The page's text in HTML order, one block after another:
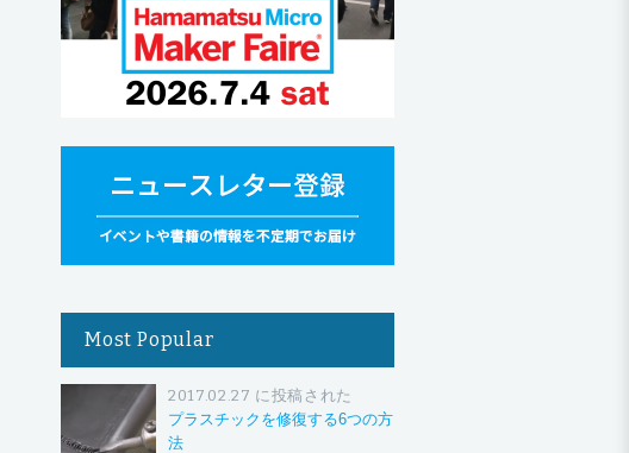
Most Popular
2017.02.27 に投稿された
プラスチックを修復する6つの方
法